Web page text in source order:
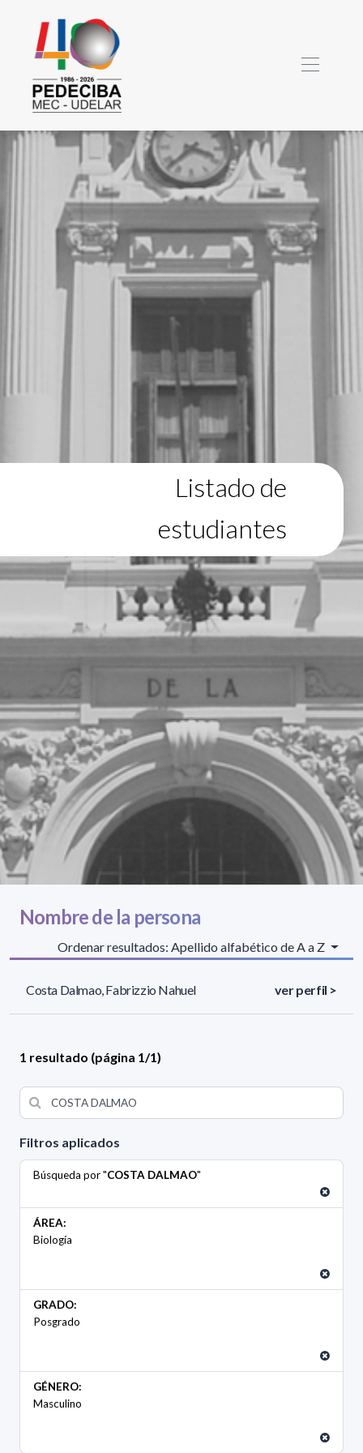
Listado de
estudiantes
Filtros aplicados
Búsqueda por "COSTA DALMAO"
ÁREA:
Biología
GRADO:
Posgrado
GÉNERO:
Masculino
Nombre de la persona
Ordenar resultados: Apellido alfabético de A a Z
Costa Dalmao, Fabrizzio Nahuel ver perfil >
1 resultado (página 1/1)